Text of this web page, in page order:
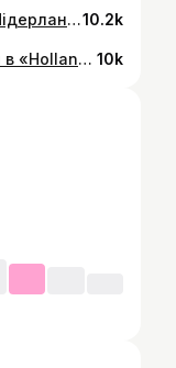
🚨Новий статус для українців в Нідерландах🇳🇱 Як вам такі новини?! Сьогодні вперше зʼявилось офіційне повідомлення стосовно нашого майбутнього тут 🥹 і лише від цього факту стає трохи легше дихати. Посилання залишаю в шапці профілю 🔗 Оберіть в опитуванні,ви хочете інтегруватись тут або повернутись в Україну?🤔👇🏼 #українцівнідерландах #нідерланди #українцізакордоном #амстердам #роттердам10.2k
🎉ПЕРЕМОГА! Українці перемогли в «Holland’s Got Talent»🇳🇱❤️‍🔥🇺🇦 Емоції переповнюють! Неймовірно пишаємось @_vero.rakitina_ @vlad_detiuchenko 🥹🫶🏼 Те,що ви робите-викликає мурахи та сльози,повагу та гордість!❤️‍🔥🇺🇦 Нам пощастило бути присутніми на перегляді фінального випуску разом з Веронікою та Владиславом і розділити ці емоції, які передаються навіть крізь екран🥹 ВІТАЄМО!🎉 #українцівнідерландах #українцізакордоном #нідерланди #українцівєвропі #роттердам #амстердам #українськібіженці 10k